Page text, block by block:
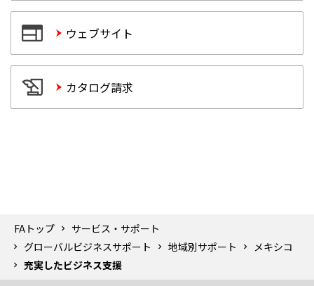
ウェブサイト
カタログ請求
FAトップ
サービス・サポート
グローバルビジネスサポート
地域別サポート
メキシコ
充実したビジネス支援